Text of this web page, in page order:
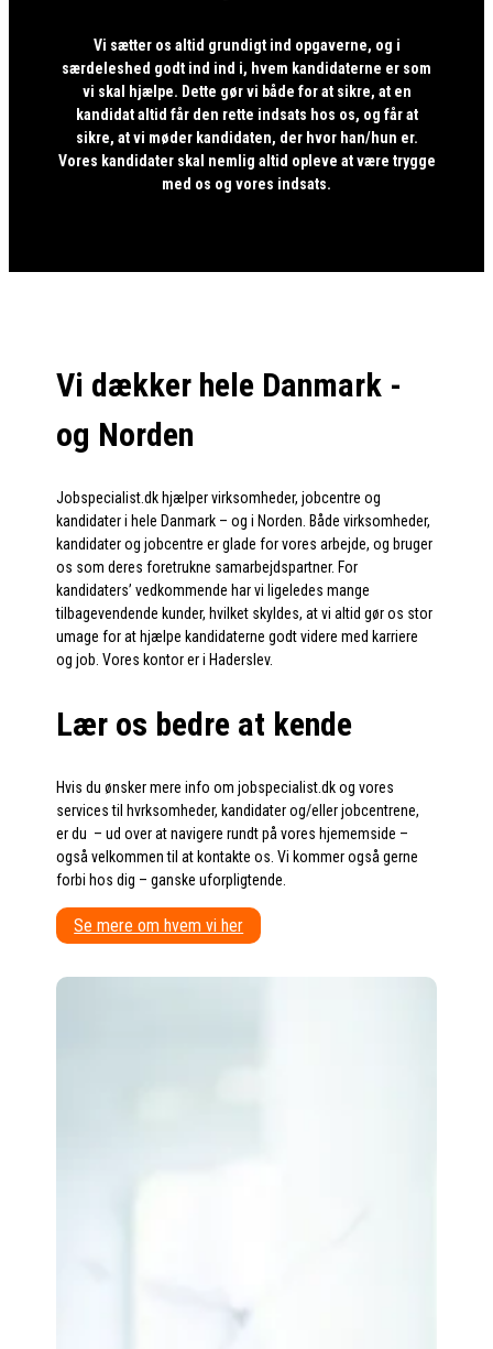
Vi sætter os altid grundigt ind opgaverne, og i
særdeleshed godt ind ind i, hvem kandidaterne er som
vi skal hjælpe. Dette gør vi både for at sikre, at en
kandidat altid får den rette indsats hos os, og får at
sikre, at vi møder kandidaten, der hvor han/hun er.
Vores kandidater skal nemlig altid opleve at være trygge
med os og vores indsats.
Vi dækker hele Danmark -
og Norden
Jobspecialist.dk hjælper virksomheder, jobcentre og
kandidater i hele Danmark – og i Norden. Både virksomheder,
kandidater og jobcentre er glade for vores arbejde, og bruger
os som deres foretrukne samarbejdspartner. For
kandidaters’ vedkommende har vi ligeledes mange
tilbagevendende kunder, hvilket skyldes, at vi altid gør os stor
umage for at hjælpe kandidaterne godt videre med karriere
og job. Vores kontor er i Haderslev.
Lær os bedre at kende
Hvis du ønsker mere info om jobspecialist.dk og vores
services til hvrksomheder, kandidater og/eller jobcentrene,
er du – ud over at navigere rundt på vores hjememside –
også velkommen til at kontakte os. Vi kommer også gerne
forbi hos dig – ganske uforpligtende.
Se mere om hvem vi her